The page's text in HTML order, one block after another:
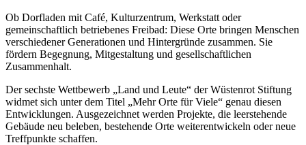
Ob Dorfladen mit Café, Kulturzentrum, Werkstatt oder
gemeinschaftlich betriebenes Freibad: Diese Orte bringen Menschen
verschiedener Generationen und Hintergründe zusammen. Sie
fördern Begegnung, Mitgestaltung und gesellschaftlichen
Zusammenhalt.
Der sechste Wettbewerb „Land und Leute“ der Wüstenrot Stiftung
widmet sich unter dem Titel „Mehr Orte für Viele“ genau diesen
Entwicklungen. Ausgezeichnet werden Projekte, die leerstehende
Gebäude neu beleben, bestehende Orte weiterentwickeln oder neue
Treffpunkte schaffen.